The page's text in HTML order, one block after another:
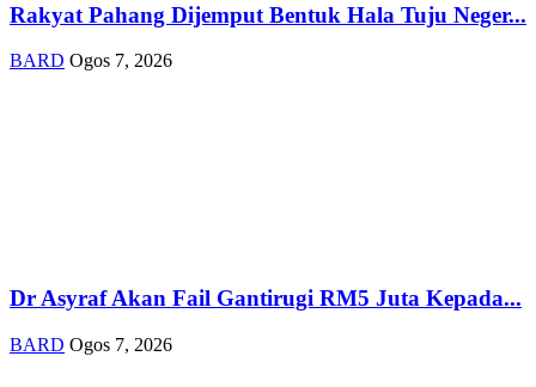
Rakyat Pahang Dijemput Bentuk Hala Tuju Neger...
BARD Ogos 7, 2026
Dr Asyraf Akan Fail Gantirugi RM5 Juta Kepada...
BARD Ogos 7, 2026